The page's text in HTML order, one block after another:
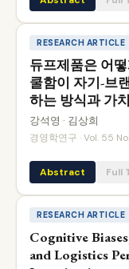
RESEARCH ARTICLE
듀프제품은 어
쿨함이 자기-브
하는 방식과 가
강석영 · 김상희
경영학연구 · Vol. 55
Abstract Full
RESEARCH ARTICLE
Cognitive
and Logistics